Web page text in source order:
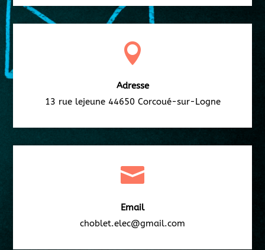

Adresse
13 rue lejeune 44650 Corcoué-sur-Logne

Email
choblet.elec@gmail.com